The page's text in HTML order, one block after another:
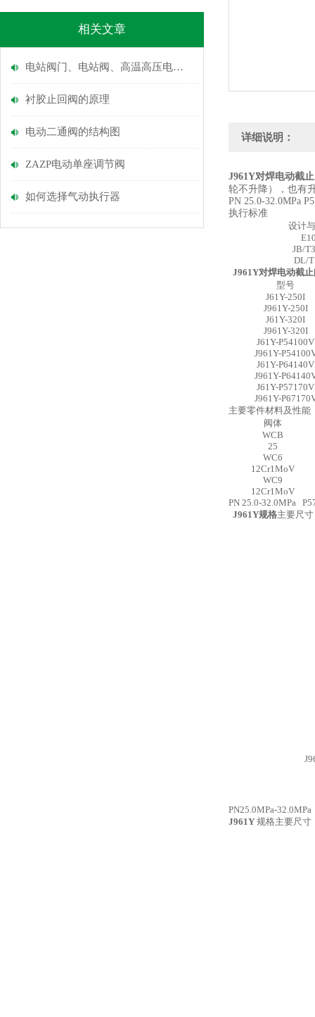
相关文章
电站阀门、电站阀、高温高压电站阀门
衬胶止回阀的原理
电动二通阀的结构图
ZAZP电动单座调节阀
如何选择气动执行器
详细说明：
J961Y对焊电动截
轮不升降），也有
PN 25.0-32.0MPa
执行标准
设计
JB/
DL/
J961Y对焊电动截
型号
J61Y-250I
J961Y-250I
J61Y-320I
J961Y-320I
J61Y-P54100V
J961Y-
J61Y-P64140V
J961Y-
J61Y-P57170V
J961Y-
主要零件材料及性能
阀体
WCB
25
WC6
12Cr1MoV
WC9
12Cr1MoV
PN 25.0-32.0MPa
J961Y规格主要尺寸
PN25.0MPa-
J961Y 规格主要尺寸